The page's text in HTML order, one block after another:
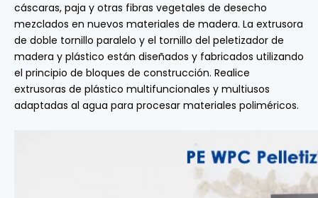
cáscaras, paja y otras fibras vegetales de desecho
mezclados en nuevos materiales de madera. La extrusora
de doble tornillo paralelo y el tornillo del peletizador de
madera y plástico están diseñados y fabricados utilizando
el principio de bloques de construcción. Realice
extrusoras de plástico multifuncionales y multiusos
adaptadas al agua para procesar materiales poliméricos.